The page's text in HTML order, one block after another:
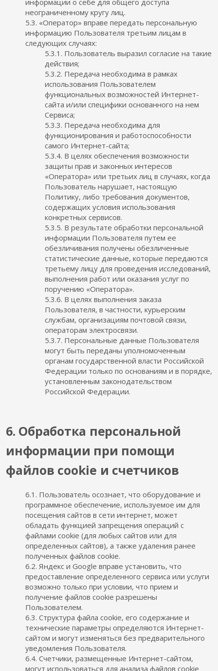
неограниченному кругу лиц.
5.3. «Оператор» вправе передать персональную
информацию Пользователя третьим лицам в
следующих случаях:
5.3.1. Пользователь выразил согласие на такие
действия;
5.3.2. Передача необходима в рамках
использования Пользователем
функциональных возможностей Интернет-
сайта и/или специфики основанного на нем
Сервиса;
5.3.3. Передача необходима для
функционирования и работоспособности
самого Интернет-сайта;
5.3.4. В целях обеспечения возможности
защиты прав и законных интересов
«Оператора» или третьих лиц в случаях, когда
Пользователь нарушает, настоящую
Политику, либо требования документов,
содержащих условия использования
конкретных сервисов.
5.3.5. В результате обработки персональной
информации Пользователя путем ее
обезличивания получены обезличенные
статистические данные, которые передаются
третьему лицу для проведения исследований,
выполнения работ или оказания услуг по
поручению «Оператора».
5.3.6. В целях выполнения заказа
Пользователя, в частности, курьерским
службам, организациям почтовой связи,
операторам электросвязи.
5.3.7. Персональные данные Пользователя
могут быть переданы уполномоченным
органам государственной власти Российской
Федерации только по основаниям и в порядке,
установленным законодательством
Российской Федерации.
6. Обработка персональной
информации при помощи
файлов cookie и счетчиков
6.1. Пользователь осознает, что оборудование и
программное обеспечение, используемое им для
посещения сайтов в сети интернет, может
обладать функцией запрещения операций с
файлами cookie (для любых сайтов или для
определенных сайтов), а также удаления ранее
полученных файлов cookie.
6.2. Яндекс и Google вправе установить, что
предоставление определенного сервиса или услуги
возможно только при условии, что прием и
получение файлов cookie разрешены
Пользователем.
6.3. Структура файла cookie, его содержание и
технические параметры определяются Интернет-
сайтом и могут изменяться без предварительного
уведомления Пользователя.
6.4. Счетчики, размещенные Интернет-сайтом,
могут использоваться для анализа файлов cookie